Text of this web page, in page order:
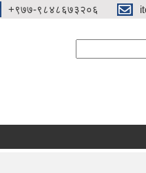
+९७७-९८४८६७३२०६